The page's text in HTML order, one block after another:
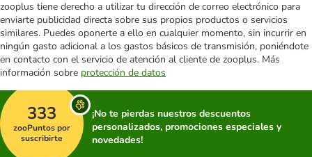
zooplus tiene derecho a utilizar tu dirección de correo electrónico para
enviarte publicidad directa sobre sus propios productos o servicios
similares. Puedes oponerte a ello en cualquier momento, sin incurrir en
ningún gasto adicional a los gastos básicos de transmisión, poniéndote
en contacto con el servicio de atención al cliente de zooplus. Más
información sobre protección de datos
333
zooPuntos por
suscribirte
¡No te pierdas nuestros descuentos
personalizados, promociones especiales y
novedades!